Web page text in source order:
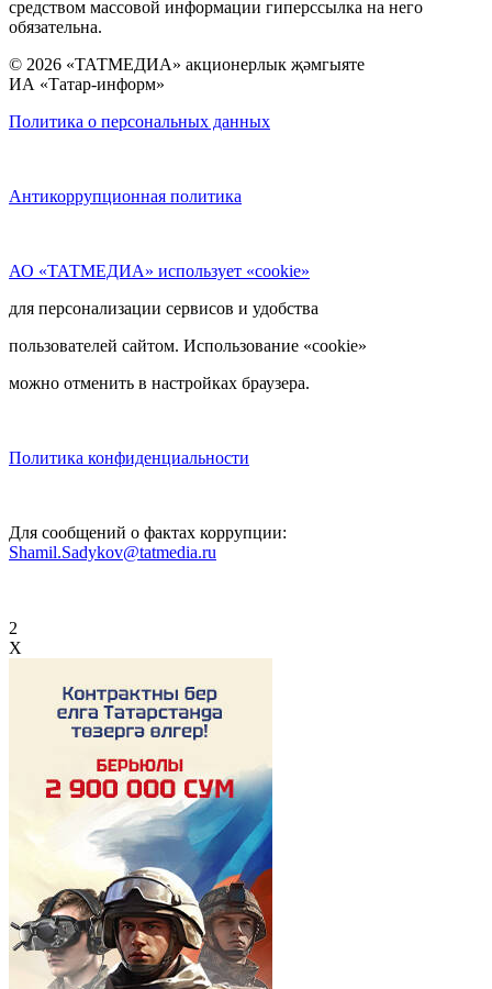
средством массовой информации гиперссылка на него
обязательна.
© 2026 «ТАТМЕДИА» акционерлык җәмгыяте
ИА «Татар-информ»
Политика о персональных данных
Антикоррупционная политика
АО «ТАТМЕДИА» использует «cookie»
для персонализации сервисов и удобства
пользователей сайтом. Использование «cookie»
можно отменить в настройках браузера.
Политика конфиденциальности
Для сообщений о фактах коррупции:
Shamil.Sadykov@tatmedia.ru
2
X